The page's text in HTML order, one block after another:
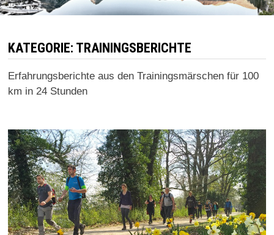
KATEGORIE: TRAININGSBERICHTE
Erfahrungsberichte aus den Trainingsmärschen für 100
km in 24 Stunden